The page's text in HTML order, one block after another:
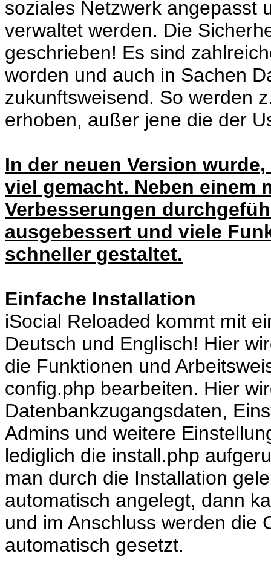
soziales Netzwerk angepasst
verwaltet werden. Die
geschrieben! Es sind
worden und auch in Sachen
zukunftsweisend. So werden
erhoben, außer jene die der
In der neuen Version
viel gemacht. Neben einem
Verbesserungen
ausgebessert und viele
schneller gestaltet.
Einfache Installation
iSocial Reloaded kommt mit
Deutsch und Englisch! Hier
die Funktionen und
config.php bearbeiten. Hier
Datenbankzugangsdaten,
Admins und weitere
lediglich die install.php
man durch die Installation
automatisch angelegt, dann
und im Anschluss werden die
automatisch gesetzt.